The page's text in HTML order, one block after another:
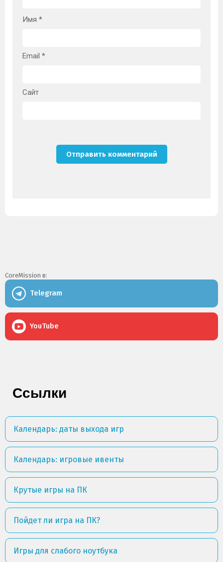
Имя *
Email *
Сайт
CoreMission в:
Telegram
YouTube
Ссылки
Календарь: даты выхода игр
Календарь: игровые ивенты
Крутые игры на ПК
Пойдет ли игра на ПК?
Игры для слабого ноутбука